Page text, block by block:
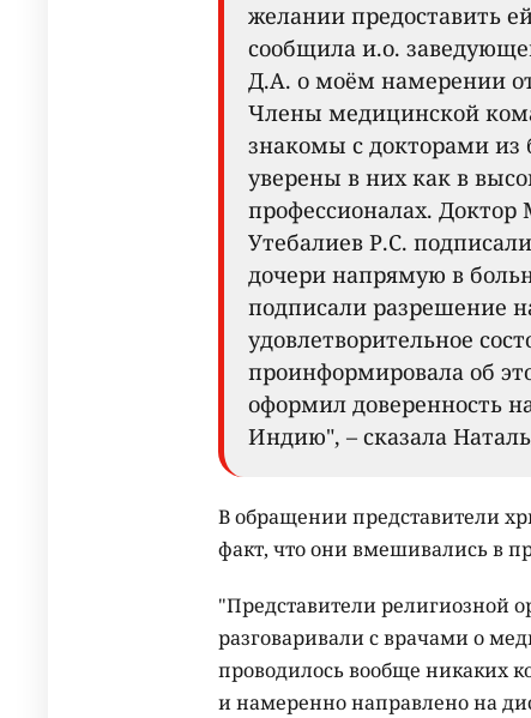
желании предоставить
сообщила и.о.
Д.А. о моём намерении
Члены медицинской
знакомы с докторами из
уверены в них как в
профессионалах.
Утебалиев Р.С.
дочери напрямую в
подписали разрешение
удовлетворительное
проинформировала об
оформил доверенность
Индию", – сказала
В обращении представители
факт, что они вмешивались в
"Представители религиозной
разговаривали с врачами о
проводилось вообще никаких
и намеренно направлено на